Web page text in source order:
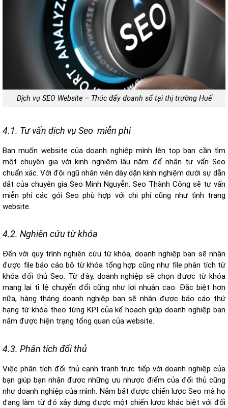
Dịch vụ SEO Website – Thúc đẩy doanh số tại thị trường Huế
4.1. Tư vấn dịch vụ Seo miễn phí
Bạn muốn website của doanh nghiệp mình lên top bạn cần tìm
một chuyên gia với kinh nghiệm lâu năm để nhận tư vấn Seo
chuẩn xác. Với đội ngũ nhân viên dày dặn kinh nghiệm dưới sự dẫn
dắt của chuyên gia Seo Minh Nguyễn. Seo Thành Công sẽ tư vấn
miễn phí các gói Seo phù hợp với chi phí cũng như tình trạng
website.
4.2. Nghiên cứu từ khóa
Đến với quy trình nghiên cứu từ khóa, doanh nghiệp bạn sẽ nhận
được file báo cáo bộ từ khóa tổng hợp cũng như file phân tích từ
khóa đối thủ Seo. Từ đây, doanh nghiệp sẽ chọn được từ khóa
mang lại tỉ lệ chuyển đổi cũng như lợi nhuận cao. Đặc biệt hơn
nữa, hàng tháng doanh nghiệp bạn sẽ nhận được báo cáo thứ
hạng từ khóa theo từng KPI của kế hoạch giúp doanh nghiệp bạn
nắm được hiện trạng tổng quan của website.
4.3. Phân tích đối thủ
Việc phân tích đối thủ cạnh tranh trực tiếp với doanh nghiệp của
bạn giúp bạn nhận được những ưu nhược điểm của đối thủ cũng
như doanh nghiệp của mình. Nắm bắt được chiến lược Seo mà họ
đang làm từ đó xây dựng được một chiến lược khác biệt với đối